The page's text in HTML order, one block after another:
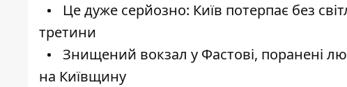
Це дуже серйозно: Київ потерпає без
третини
Знищений вокзал у Фастові, поранені
на Київщину